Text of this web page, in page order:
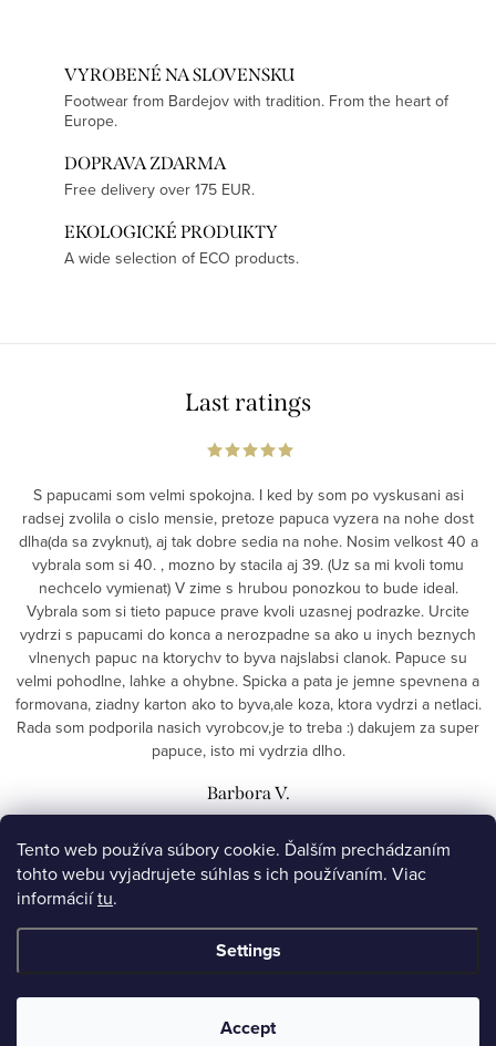
Tento web používa súbory cookie. Ďalším prechádzaním
tohto webu vyjadrujete súhlas s ich používaním. Viac
informáciítu.
Settings
Accept
VYROBENÉ NA SLOVENSKU
Footwear from Bardejov with tradition. From the heart of
Europe.
DOPRAVA ZDARMA
Free delivery over 175 EUR.
EKOLOGICKÉ PRODUKTY
A wide selection of ECO products.
Last ratings
ALL RATINGS
S papucami som velmi spokojna. I ked by som po vyskusani asi
radsej zvolila o cislo mensie, pretoze papuca vyzera na nohe dost
dlha(da sa zvyknut), aj tak dobre sedia na nohe. Nosim velkost 40 a
vybrala som si 40. , mozno by stacila aj 39. (Uz sa mi kvoli tomu
nechcelo vymienat) V zime s hrubou ponozkou to bude ideal.
Vybrala som si tieto papuce prave kvoli uzasnej podrazke. Urcite
vydrzi s papucami do konca a nerozpadne sa ako u inych beznych
vlnenych papuc na ktorychv to byva najslabsi clanok. Papuce su
velmi pohodlne, lahke a ohybne. Spicka a pata je jemne spevnena a
formovana, ziadny karton ako to byva,ale koza, ktora vydrzi a netlaci.
Rada som podporila nasich vyrobcov,je to treba :) dakujem za super
papuce, isto mi vydrzia dlho.
Barbora V.